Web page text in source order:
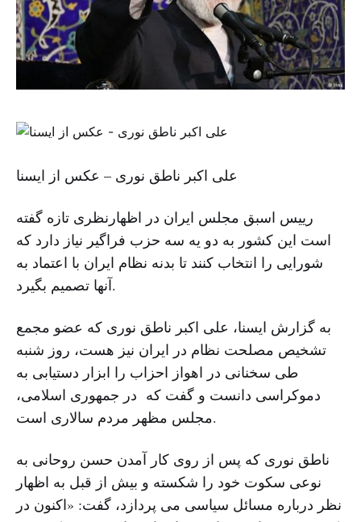
علی اکبر ناطق نوری – عکس از ایسنا
رییس اسبق مجلس ایران در اظهارنظری تازه گفته
است این کشور به دو یه سه حزب فراگیر نیاز دارد که
شورایی را انتخاب کنند تا بدنه نظام ایران با اعتماد به
آنها تصمیم بگیرد.
به گزارش ایسنا، علی اکبر ناطق نوری که عضو مجمع
تشخیص مصلحت نظام در ایران نیز هست، روز شنبه
طی سخنانی در اهواز احزاب را ابزار دستیابی به
دموکراسی دانست و گفت که در جمهوری اسلامی،
مجلس مظهر مردم سالاری است.
ناطق نوری که پس از روی کار آمدن حسن روحانی به
نوعی سکوت خود را شکسته و بیش از قبل به اظهار
نظر درباره مسائل سیاسی می پردازد، گفت: «اکنون در